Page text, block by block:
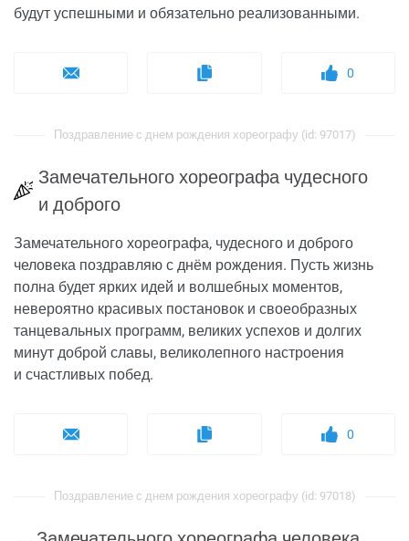
будут успешными и обязательно реализованными.
0
Поздравление с днем рождения хореографу (id: 97017)
Замечательного хореографа чудесного
и доброго
Замечательного хореографа, чудесного и доброго
человека поздравляю с днём рождения. Пусть жизнь
полна будет ярких идей и волшебных моментов,
невероятно красивых постановок и своеобразных
танцевальных программ, великих успехов и долгих
минут доброй славы, великолепного настроения
и счастливых побед.
0
Поздравление с днем рождения хореографу (id: 97018)